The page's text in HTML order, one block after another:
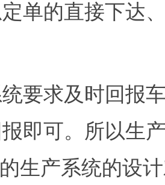
单的直接下达
求及时回报车
即可。所以生
生产系统的设